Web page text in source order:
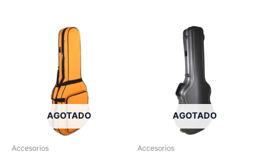
AGOTADO
Accesorios
AGOTADO
Accesorios